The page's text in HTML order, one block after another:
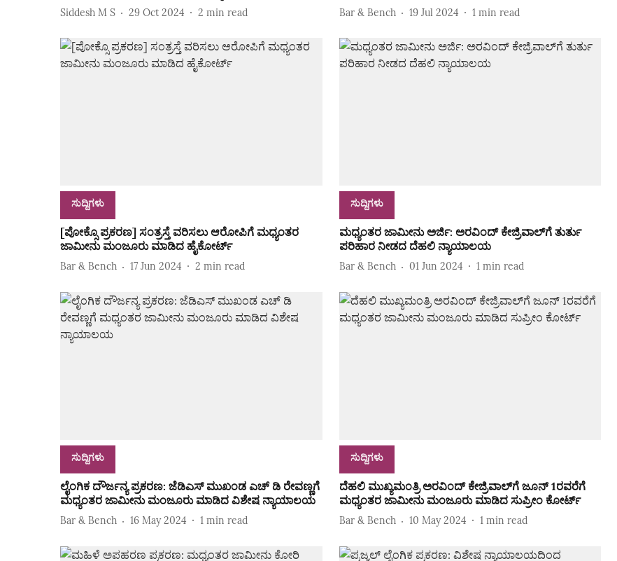
Siddesh M S 29 Oct 2024 2 min read Bar & Bench 19 Jul 2024 1 min read
ಸುದ್ದಿಗಳು
[ಪೋಕ್ಸೊ ಪ್ರಕರಣ] ಸಂತ್ರಸ್ತೆ ವರಿಸಲು ಆರೋಪಿಗೆ ಮಧ್ಯಂತರ
ಜಾಮೀನು ಮಂಜೂರು ಮಾಡಿದ ಹೈಕೋರ್ಟ್‌
Bar & Bench 17 Jun 2024 2 min read
ಸುದ್ದಿಗಳು
ಮಧ್ಯಂತರ ಜಾಮೀನು ಅರ್ಜಿ: ಅರವಿಂದ್‌ ಕೇಜ್ರಿವಾಲ್‌ಗೆ ತುರ್ತು
ಪರಿಹಾರ ನೀಡದ ದೆಹಲಿ ನ್ಯಾಯಾಲಯ
Bar & Bench 01 Jun 2024 1 min read
ಸುದ್ದಿಗಳು
ಲೈಂಗಿಕ ದೌರ್ಜನ್ಯ ಪ್ರಕರಣ: ಜೆಡಿಎಸ್‌ ಮುಖಂಡ ಎಚ್‌ ಡಿ ರೇವಣ್ಣಗೆ
ಮಧ್ಯಂತರ ಜಾಮೀನು ಮಂಜೂರು ಮಾಡಿದ ವಿಶೇಷ ನ್ಯಾಯಾಲಯ
Bar & Bench 16 May 2024 1 min read
ಸುದ್ದಿಗಳು
ದೆಹಲಿ ಮುಖ್ಯಮಂತ್ರಿ ಅರವಿಂದ್‌ ಕೇಜ್ರಿವಾಲ್‌ಗೆ ಜೂನ್‌ 1ರವರೆಗೆ
ಮಧ್ಯಂತರ ಜಾಮೀನು ಮಂಜೂರು ಮಾಡಿದ ಸುಪ್ರೀಂ ಕೋರ್ಟ್‌
Bar & Bench 10 May 2024 1 min read